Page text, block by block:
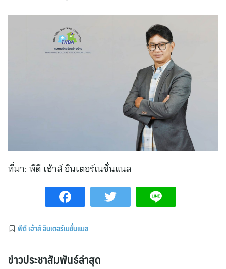
ที่มา: พีดี เฮ้าส์ อินเตอร์เนชั่นแนล
พีดี เฮ้าส์ อินเตอร์เนชั่นแนล
ข่าวประชาสัมพันธ์ล่าสุด